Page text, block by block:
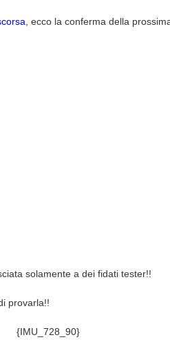
, ecco la conferma della
solamente a dei fidati tester!!
provarla!!
{IMU_728_90}